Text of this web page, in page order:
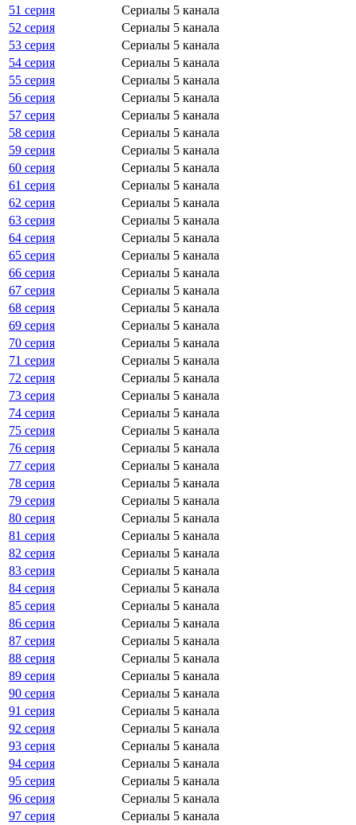
51 серия
Сериалы 5 канала
52 серия
Сериалы 5 канала
53 серия
Сериалы 5 канала
54 серия
Сериалы 5 канала
55 серия
Сериалы 5 канала
56 серия
Сериалы 5 канала
57 серия
Сериалы 5 канала
58 серия
Сериалы 5 канала
59 серия
Сериалы 5 канала
60 серия
Сериалы 5 канала
61 серия
Сериалы 5 канала
62 серия
Сериалы 5 канала
63 серия
Сериалы 5 канала
64 серия
Сериалы 5 канала
65 серия
Сериалы 5 канала
66 серия
Сериалы 5 канала
67 серия
Сериалы 5 канала
68 серия
Сериалы 5 канала
69 серия
Сериалы 5 канала
70 серия
Сериалы 5 канала
71 серия
Сериалы 5 канала
72 серия
Сериалы 5 канала
73 серия
Сериалы 5 канала
74 серия
Сериалы 5 канала
75 серия
Сериалы 5 канала
76 серия
Сериалы 5 канала
77 серия
Сериалы 5 канала
78 серия
Сериалы 5 канала
79 серия
Сериалы 5 канала
80 серия
Сериалы 5 канала
81 серия
Сериалы 5 канала
82 серия
Сериалы 5 канала
83 серия
Сериалы 5 канала
84 серия
Сериалы 5 канала
85 серия
Сериалы 5 канала
86 серия
Сериалы 5 канала
87 серия
Сериалы 5 канала
88 серия
Сериалы 5 канала
89 серия
Сериалы 5 канала
90 серия
Сериалы 5 канала
91 серия
Сериалы 5 канала
92 серия
Сериалы 5 канала
93 серия
Сериалы 5 канала
94 серия
Сериалы 5 канала
95 серия
Сериалы 5 канала
96 серия
Сериалы 5 канала
97 серия
Сериалы 5 канала